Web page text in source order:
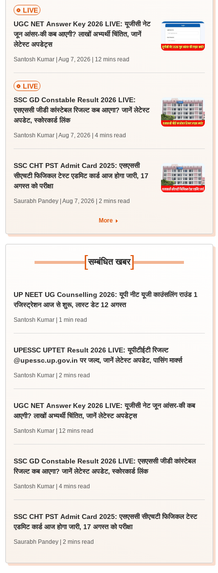
LIVE
UGC NET Answer Key 2026 LIVE: यूजीसी नेट
जून आंसर-की कब आएगी? लाखों अभ्यर्थी चिंतित, जानें
लेटेस्ट अपडेट्स
Santosh Kumar | Aug 7, 2026 | 12 mins read
LIVE
SSC GD Constable Result 2026 LIVE:
एसएससी जीडी कांस्टेबल रिजल्ट कब आएगा? जानें लेटेस्ट
अपडेट, स्कोरकार्ड लिंक
Santosh Kumar | Aug 7, 2026 | 4 mins read
SSC CHT PST Admit Card 2025: एसएससी
सीएचटी फिजिकल टेस्ट एडमिट कार्ड आज होगा जारी, 17
अगस्त को परीक्षा
Saurabh Pandey | Aug 7, 2026 | 2 mins read
More
[सम्बंधित खबर]
UP NEET UG Counselling 2026: यूपी नीट यूजी काउंसलिंग राउंड 1
रजिस्ट्रेशन आज से शुरू, लास्ट डेट 12 अगस्त
Santosh Kumar | 1 min read
UPESSC UPTET Result 2026 LIVE: यूपीटीईटी रिजल्ट
@upessc.up.gov.in पर जल्द, जानें लेटेस्ट अपडेट, पासिंग मार्क्स
Santosh Kumar | 2 mins read
UGC NET Answer Key 2026 LIVE: यूजीसी नेट जून आंसर-की कब
आएगी? लाखों अभ्यर्थी चिंतित, जानें लेटेस्ट अपडेट्स
Santosh Kumar | 12 mins read
SSC GD Constable Result 2026 LIVE: एसएससी जीडी कांस्टेबल
रिजल्ट कब आएगा? जानें लेटेस्ट अपडेट, स्कोरकार्ड लिंक
Santosh Kumar | 4 mins read
SSC CHT PST Admit Card 2025: एसएससी सीएचटी फिजिकल टेस्ट
एडमिट कार्ड आज होगा जारी, 17 अगस्त को परीक्षा
Saurabh Pandey | 2 mins read